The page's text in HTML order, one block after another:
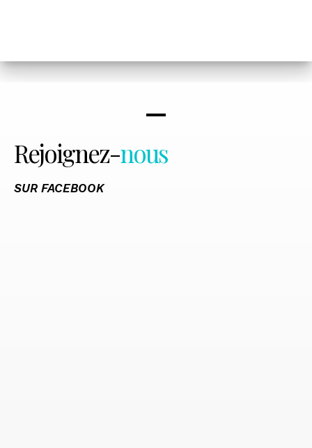
Rejoignez-nous
SUR FACEBOOK